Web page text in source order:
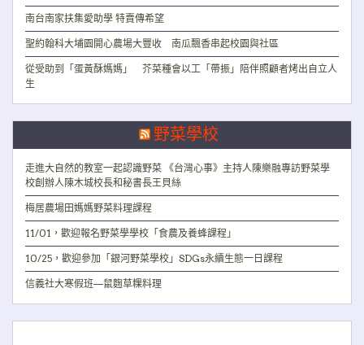
南台南家扶集愛助學 特賣傳希望
聖約翰科大埔園開心農場大豐收 南瓜飄香串起校園與社區
從受助到「蛋黃酥媽媽」 芥菜種會以工「帶振」陪伴照顧者烤出自立人
生
野菜學校
走進大自然的教室一起認識野菜 《台灣心事》主持人陳樂融專訪野菜學
校創辦人陳木城校長和秘書長王貝絲
梅居農場田媽媽野菜料理課程
11/01，歡迎報名野菜學學校「食農及養蜂課程」
10/25，歡迎參加「銀河野菜學校」SDGs永續生態一日課程
信義社大寒假班—鼠麴草粿料理